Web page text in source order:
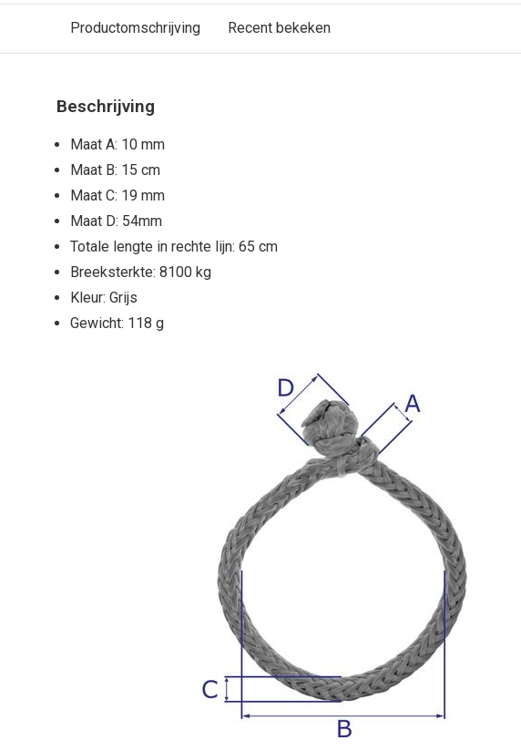
Productomschrijving Recent bekeken
Beschrijving
Maat A: 10 mm
Maat B: 15 cm
Maat C: 19 mm
Maat D: 54mm
Totale lengte in rechte lijn: 65 cm
Breeksterkte: 8100 kg
Kleur: Grijs
Gewicht: 118 g